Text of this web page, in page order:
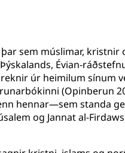
sem múslimar,
Évian-
úr heimilum sínum
(Opinberun
hennar—sem standa
og Jannat al-